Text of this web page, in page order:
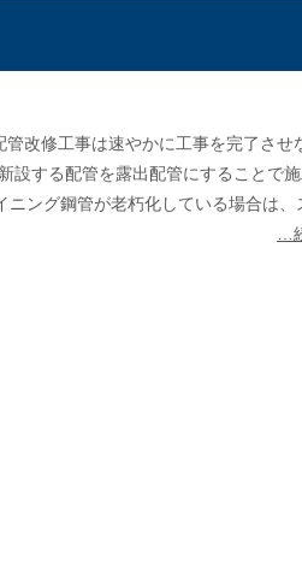
群
改修工事は速やかに工事を完了させ
設する配管を露出配管にすることで
ング鋼管が老朽化している場合は、
…